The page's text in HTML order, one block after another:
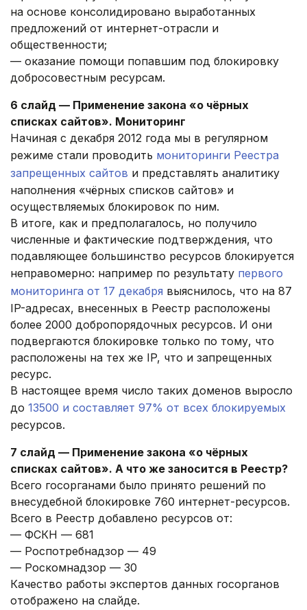
на основе консолидировано выработанных
предложений от интернет-отрасли и
общественности;
— оказание помощи попавшим под блокировку
добросовестным ресурсам.
6 слайд — Применение закона «о чёрных
списках сайтов». Мониторинг
Начиная с декабря 2012 года мы в регулярном
режиме стали проводить мониторинги Реестра
запрещенных сайтов и представлять аналитику
наполнения «чёрных списков сайтов» и
осуществляемых блокировок по ним.
В итоге, как и предполагалось, но получило
численные и фактические подтверждения, что
подавляющее большинство ресурсов блокируется
неправомерно: например по результату первого
мониторинга от 17 декабря выяснилось, что на 87
IP-адресах, внесенных в Реестр расположены
более 2000 добропорядочных ресурсов. И они
подвергаются блокировке только по тому, что
расположены на тех же IP, что и запрещенных
ресурс.
В настоящее время число таких доменов выросло
до 13500 и составляет 97% от всех блокируемых
ресурсов.
7 слайд — Применение закона «о чёрных
списках сайтов». А что же заносится в Реестр?
Всего госорганами было принято решений по
внесудебной блокировке 760 интернет-ресурсов.
Всего в Реестр добавлено ресурсов от:
— ФСКН — 681
— Роспотребнадзор — 49
— Роскомнадзор — 30
Качество работы экспертов данных госорганов
отображено на слайде.